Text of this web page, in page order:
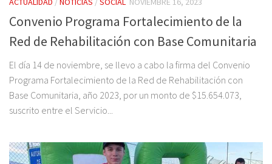
Convenio Programa Fortalecimiento de la
Red de Rehabilitación con Base Comunitaria
El día 14 de noviembre, se llevo a cabo la firma del Convenio
Programa Fortalecimiento de la Red de Rehabilitación con
Base Comunitaria, año 2023, por un monto de $15.654.073,
suscrito entre el Servicio...